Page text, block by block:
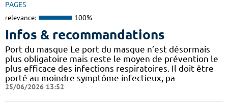
PAGES
relevance: 100%
Infos & recommandations
Port du masque Le port du masque n’est désormais
plus obligatoire mais reste le moyen de prévention le
plus efficace des infections respiratoires. Il doit être
porté au moindre symptôme infectieux, pa
25/06/2026 13:52